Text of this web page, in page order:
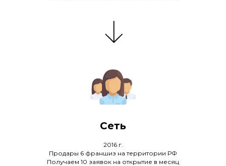
Сеть
2016 г.
Продары 6 франшиз на территории РФ
Получаем 10 заявок на открытие в месяц